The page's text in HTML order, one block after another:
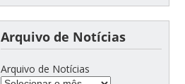
Arquivo de Notícias
Arquivo de Notícias